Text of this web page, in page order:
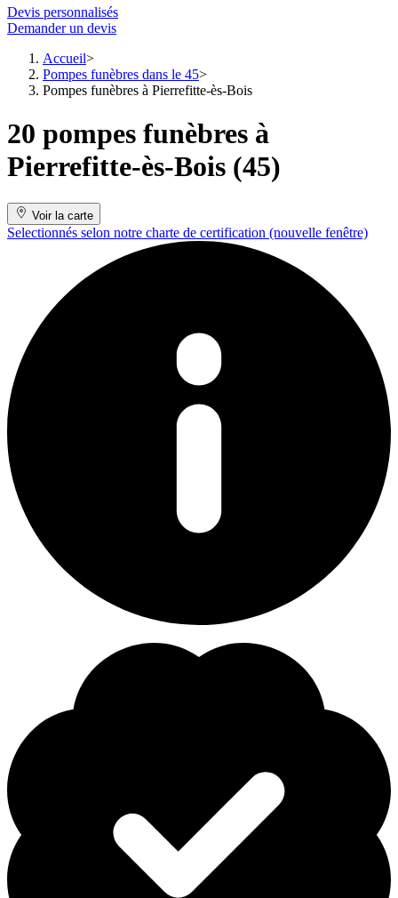
Devis personnalisés
Demander un devis
Accueil
Pompes funèbres dans le 45
Pompes funèbres à Pierrefitte-ès-Bois
20 pompes funèbres à
Pierrefitte-ès-Bois (45)
Voir la carte
Selectionnés selon notre charte de certification (nouvelle fenêtre)